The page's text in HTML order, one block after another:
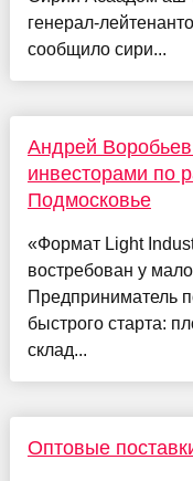
генерал-
сообщило сири...
Андрей
инвесторами по
Подмосковье
«Формат Light
востребован у
Предприниматель
быстрого старта:
склад...
Оптовые